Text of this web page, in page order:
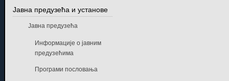
Јавна предузећа и установе
Јавна предузећа
Информације о јавним
предузећима
Програми пословања